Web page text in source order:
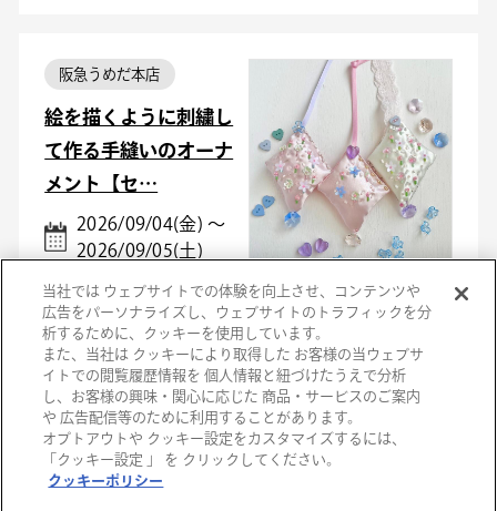
阪急うめだ本店
絵を描くように刺繍し
て作る手縫いのオーナ
メント【セ…
2026/09/04(金) ～
2026/09/05(土)
阪急うめだ本店
スカートを作ろう【セ
ッセ】
当社では ウェブサイトでの体験を向上させ、コンテンツや
広告をパーソナライズし、ウェブサイトのトラフィックを分
析するために、クッキーを使用しています。
また、当社は クッキーにより取得した お客様の当ウェブサ
イトでの閲覧履歴情報を 個人情報と紐づけたうえで分析
し、お客様の興味・関心に応じた 商品・サービスのご案内
や 広告配信等のために利用することがあります。
オプトアウトや クッキー設定をカスタマイズするには、
「クッキー設定 」 を クリックしてください。
クッキーポリシー